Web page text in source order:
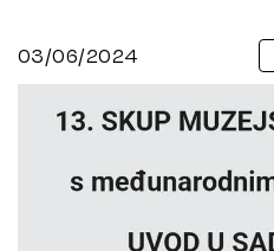
03/06/2024